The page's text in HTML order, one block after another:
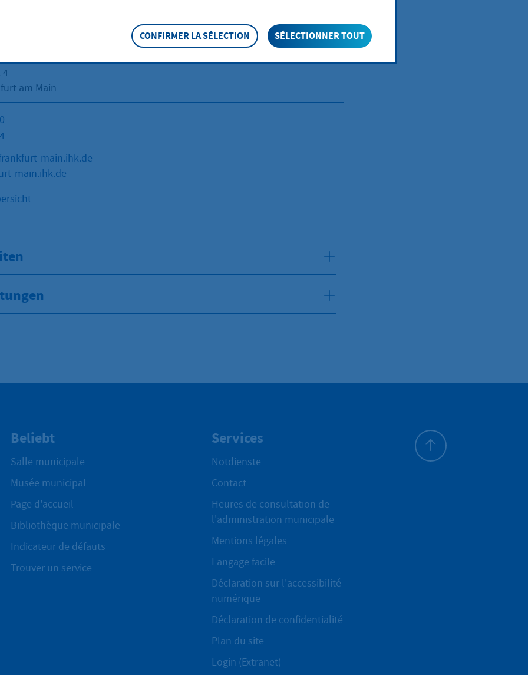
Kreisstadt Hofheim am Taunus
am Main
main.ihk.de
main.ihk.de
Beliebt
Salle municipale
Musée municipal
Page d'accueil
Bibliothèque municipale
Indicateur de défauts
Trouver un service
Services
Notdienste
Contact
Heures de consultation de
l'administration municipale
Mentions légales
Langage facile
Déclaration sur l'accessibilité
numérique
Déclaration de confidentialité
Plan du site
Login (Extranet)
CONFIRMER LA SÉLECTION SÉLECTIONNER TOUT